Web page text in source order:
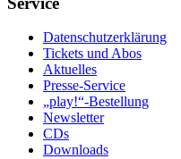
Datenschutzerklärung
Tickets und Abos
Aktuelles
Presse-Service
„play!“-Bestellung
Newsletter
CDs
Downloads